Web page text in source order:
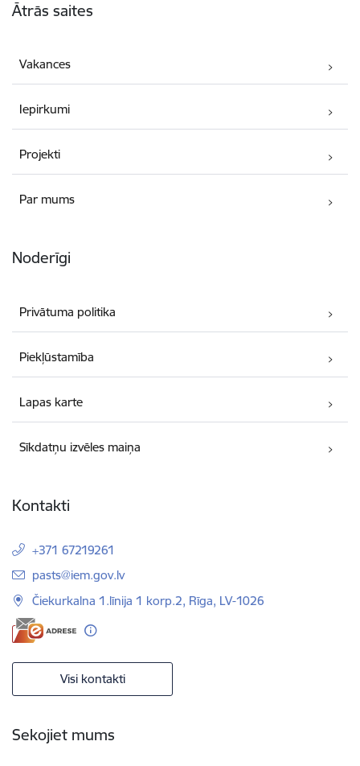
Ātrās saites
Vakances
Iepirkumi
Projekti
Par mums
Noderīgi
Privātuma politika
Piekļūstamība
Lapas karte
Sīkdatņu izvēles maiņa
Kontakti
+371 67219261
E-pasts:
pasts@iem.gov.lv
Čiekurkalna 1.līnija 1 korp.2, Rīga, LV-1026
Visi kontakti
Sekojiet mums